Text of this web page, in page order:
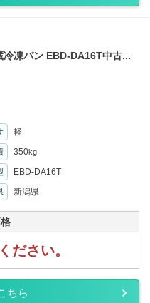
冷凍バン EBD-DA16T中古...
軽
350kg
EBD-DA16T
新潟県
ださい。
ちら